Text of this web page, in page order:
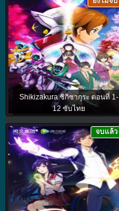
Shikizakura ชิกิซากุระ ตอนที่ 1-
12 ซับไทย
จบแล้ว